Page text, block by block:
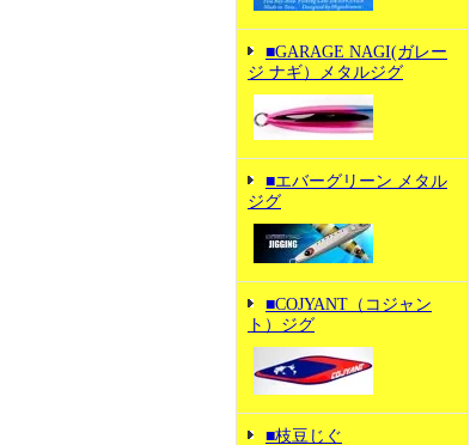
■GARAGE NAGI(ガレー
ジ ナギ）メタルジグ
■エバーグリーン メタル
ジグ
■COJYANT（コジャン
ト）ジグ
■枝豆じぐ